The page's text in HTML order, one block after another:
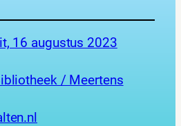
16 augustus 2023
/ Meertens